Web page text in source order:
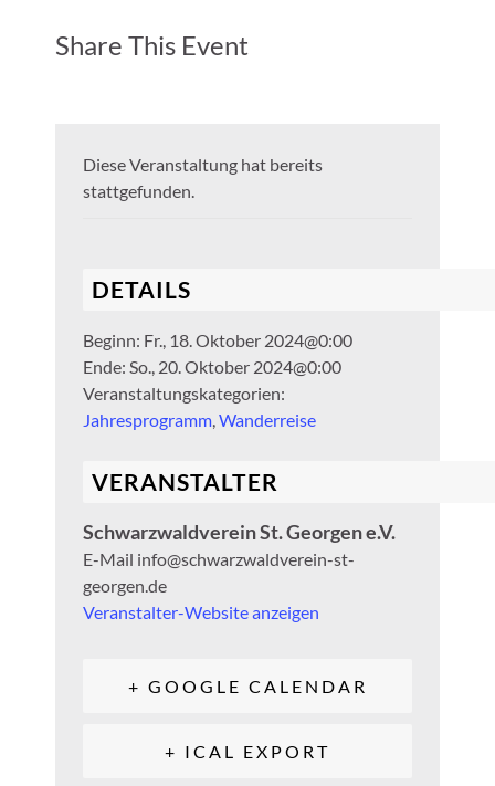
Share This Event
Diese Veranstaltung hat bereits
stattgefunden.
DETAILS
Beginn: Fr., 18. Oktober 2024@0:00
Ende: So., 20. Oktober 2024@0:00
Veranstaltungskategorien:
Jahresprogramm,Wanderreise
VERANSTALTER
Schwarzwaldverein St. Georgen e.V.
E-Mail info@schwarzwaldverein-st-
georgen.de
Veranstalter-Website anzeigen
+ GOOGLE CALENDAR
+ ICAL EXPORT